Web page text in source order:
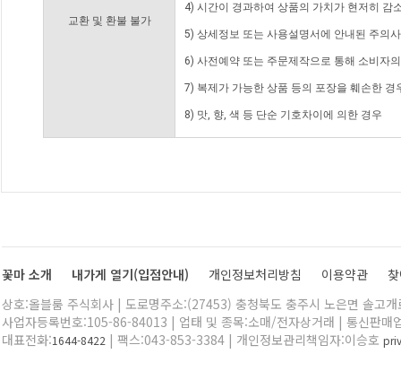
교환 및 환불 불가
4) 시간이 경과하여 상품의 가치가 현저히 감
5) 상세정보 또는 사용설명서에 안내된 주의
6) 사전예약 또는 주문제작으로 통해 소비자
7) 복제가 가능한 상품 등의 포장을 훼손한 경
8) 맛, 향, 색 등 단순 기호차이에 의한 경우
꽃마 소개 내가게 열기(입점안내) 개인정보처리방침 이용약관
상호:올블룸 주식회사 | 도로명주소:(27453) 충청북도 충주시 노은면 솔고
사업자등록번호:105-86-84013 | 업태 및 종목:소매/전자상거래 | 통신판매
대표전화:1644-8422 | 팩스:043-853-3384 | 개인정보관리책임자:이승호